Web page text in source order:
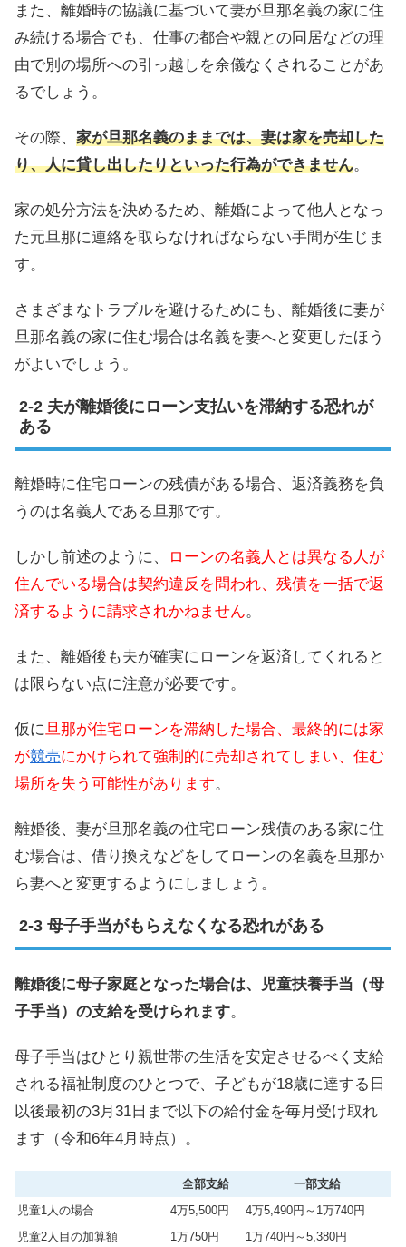
また、離婚時の協議に基づいて妻が旦那名義の家に住
み続ける場合でも、仕事の都合や親との同居などの理
由で別の場所への引っ越しを余儀なくされることがあ
るでしょう。
その際、 家が旦那名義のままでは、妻は家を売却した
り、人に貸し出したりといった行為ができません。
家の処分方法を決めるため、離婚によって他人となっ
た元旦那に連絡を取らなければならない手間が生じま
す。
さまざまなトラブルを避けるためにも、離婚後に妻が
旦那名義の家に住む場合は名義を妻へと変更したほう
がよいでしょう。
夫が離婚後にローン支払いを滞納する恐れが
ある
離婚時に住宅ローンの残債がある場合、返済義務を負
うのは名義人である旦那です。
しかし前述のように、
ローンの名義人とは異なる人が
住んでいる場合は契約違反を問われ、残債を一括で返
済するように請求されかねません。
また、離婚後も夫が確実にローンを返済してくれると
は限らない点に注意が必要です。
仮に旦那が住宅ローンを滞納した場合、最終的には家
が競売にかけられて強制的に売却されてしまい、住む
場所を失う可能性があります。
離婚後、妻が旦那名義の住宅ローン残債のある家に住
む場合は、借り換えなどをしてローンの名義を旦那か
ら妻へと変更するようにしましょう。
母子手当がもらえなくなる恐れがある
離婚後に母子家庭となった場合は、児童扶養手当（母
子手当）の支給を受けられます。
母子手当はひとり親世帯の生活を安定させるべく支給
される福祉制度のひとつで、子どもが18歳に達する日
以後最初の3月31日まで以下の給付金を毎月受け取れ
ます（令和6年4月時点）。
全部支給
一部支給
児童1人の場合
4万5,500円
4万5,490円～1万740円
児童2人目の加算額
1万750円 1万740円～5,380円